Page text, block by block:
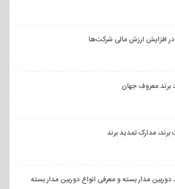
افزایش ارزش مالی شرکت‌ها
برند معروف جهان
مدارک تمدید برند
مدار بسته و معرفی انواع دوربین مدار بسته